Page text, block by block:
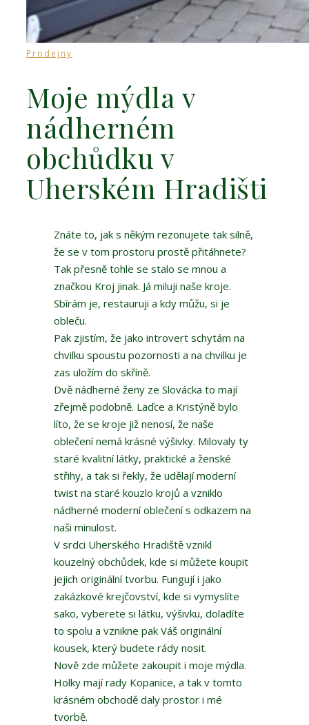
Prodejny
Moje mýdla v
nádherném
obchůdku v
Uherském Hradišti
Znáte to, jak s někým rezonujete tak silně,
že se v tom prostoru prostě přitáhnete?
Tak přesně tohle se stalo se mnou a
značkou Kroj jinak. Já miluji naše kroje.
Sbírám je, restauruji a kdy můžu, si je
obleču.
Pak zjistím, že jako introvert schytám na
chvilku spoustu pozornosti a na chvilku je
zas uložím do skříně.
Dvě nádherné ženy ze Slovácka to mají
zřejmě podobně. Laďce a Kristýně bylo
líto, že se kroje již nenosí, že naše
oblečení nemá krásné výšivky. Milovaly ty
staré kvalitní látky, praktické a ženské
střihy, a tak si řekly, že udělají moderní
twist na staré kouzlo krojů a vzniklo
nádherné moderní oblečení s odkazem na
naši minulost.
V srdci Uherského Hradiště vznikl
kouzelný obchůdek, kde si můžete koupit
jejich originální tvorbu. Fungují i jako
zakázkové krejčovství, kde si vymyslíte
sako, vyberete si látku, výšivku, doladíte
to spolu a vznikne pak Váš originální
kousek, který budete rády nosit.
Nově zde můžete zakoupit i moje mýdla.
Holky mají rady Kopanice, a tak v tomto
krásném obchodě daly prostor i mé
tvorbě.